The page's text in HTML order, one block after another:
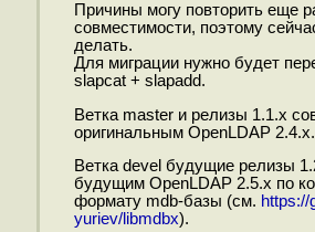
Причины могу повторить еще
совместимости, поэтому
делать.
Для миграции нужно будет
slapcat + slapadd.
Ветка master и релизы 1.1.x
оригинальным OpenLDAP 2.4.x.
Ветка devel будущие релизы
будущим OpenLDAP 2.5.x по
формату mdb-базы (см. https://
yuriev/libmdbx).